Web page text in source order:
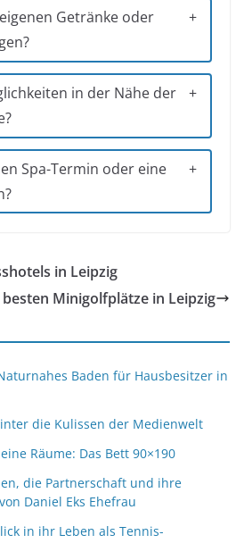
Getränke oder
in der Nähe der
Spa-Termin oder eine
in Leipzig
besten Minigolfplätze in Leipzig
Baden für Hausbesitzer in
die Kulissen der Medienwelt
Räume: Das Bett 90×190
die Partnerschaft und ihre
Daniel Eks Ehefrau
in ihr Leben als Tennis-